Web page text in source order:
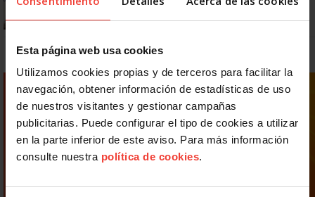
Esta página web usa cookies
Utilizamos cookies propias y de terceros para facilitar la
navegación, obtener información de estadísticas de uso
de nuestros visitantes y gestionar campañas
publicitarias. Puede configurar el tipo de cookies a utilizar
en la parte inferior de este aviso. Para más información
consulte nuestra política de cookies.